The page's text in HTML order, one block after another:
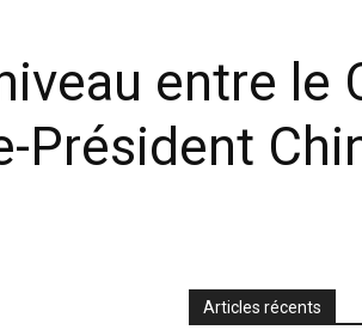
entre le
Président
Articles récents